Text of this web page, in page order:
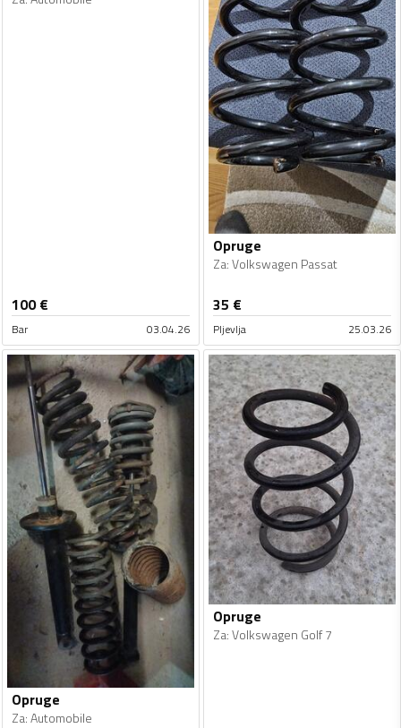
100€
Bar 03.04.26
Opruge
Za:Volkswagen Passat
35 €
Pljevlja 25.03.26
Opruge
Za:Automobile
Opruge
Za:Volkswagen Golf 7